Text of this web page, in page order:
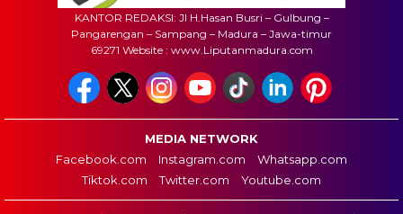
KANTOR REDAKSI: Jl H.Hasan Busri – Gulbung –
Pangarengan – Sampang – Madura – Jawa-timur
69271 Website : www.Liputanmadura.com
MEDIA NETWORK
Facebook.com
Instagram.com
Whatsapp.com
Tiktok.com
Twitter.com Youtube.com